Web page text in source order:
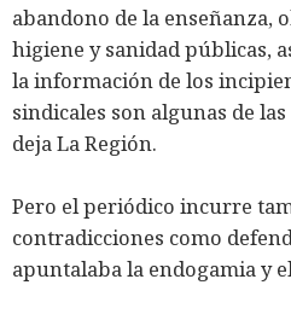
abandono de la enseñanza,
higiene y sanidad públicas,
la información de los
sindicales son algunas de
deja La Región.
Pero el periódico incurre
contradicciones como
apuntalaba la endogamia y